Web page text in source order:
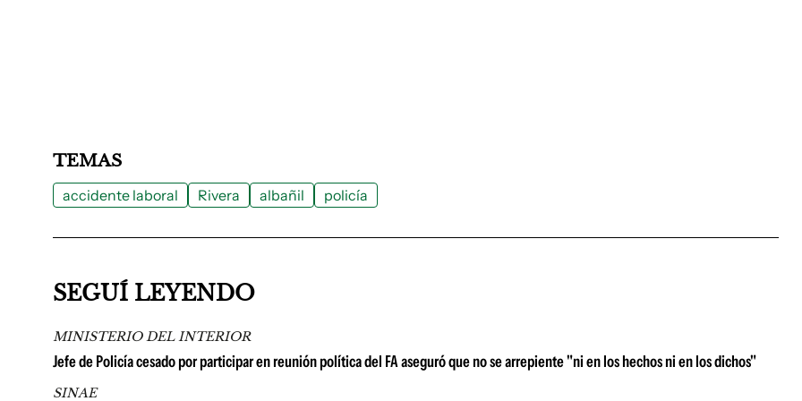
TEMAS
accidente laboral Rivera albañil policía
SEGUÍ LEYENDO
MINISTERIO DEL INTERIOR
Jefe de Policía cesado por participar en reunión política del FA aseguró que no se arrepiente "ni en los hechos ni en los dichos"
SINAE